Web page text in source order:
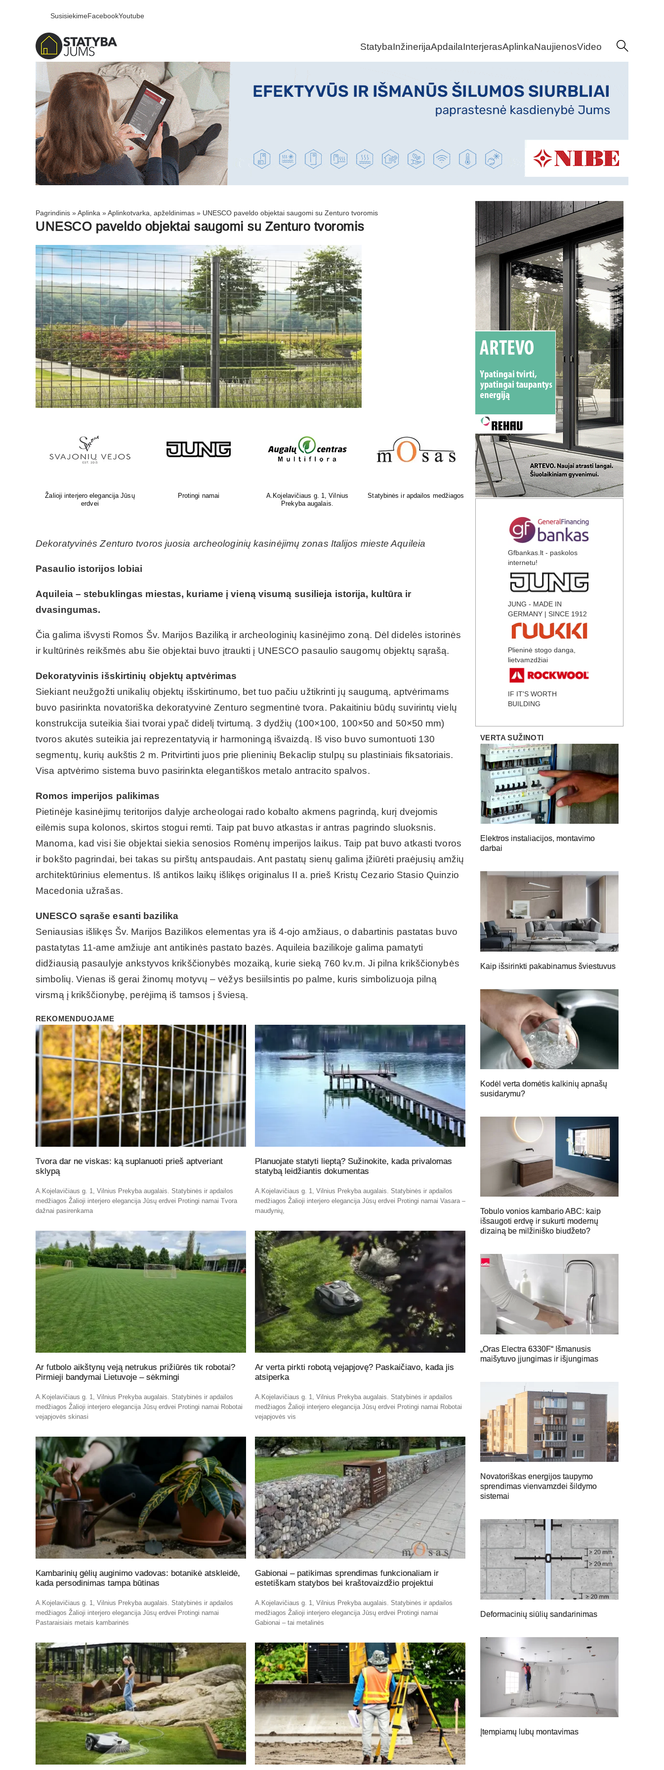
SusisiekimeFacebookYoutube
StatybaInžinerijaApdailaInterjerasAplinkaNaujienosVideo
Pagrindinis »Aplinka »Aplinkotvarka, apželdinimas » UNESCO paveldo objektai saugomi su Zenturo tvoromis
UNESCO paveldo objektai saugomi su Zenturo tvoromis
A.Kojelavičiaus g. 1, Vilnius
Prekyba augalais.
Statybinės ir apdailos medžiagos
Žalioji interjero elegancija Jūsų
erdvei
Protingi namai
Dekoratyvinės Zenturo tvoros juosia archeologinių kasinėjimų zonas Italijos mieste Aquileia
Pasaulio istorijos lobiai
Aquileia – stebuklingas miestas, kuriame į vieną visumą susilieja istorija, kultūra ir
dvasingumas.
Čia galima išvysti Romos Šv. Marijos Baziliką ir archeologinių kasinėjimo zoną. Dėl didelės istorinės
ir kultūrinės reikšmės abu šie objektai buvo įtraukti į UNESCO pasaulio saugomų objektų sąrašą.
Dekoratyvinis išskirtinių objektų aptvėrimas
Siekiant neužgožti unikalių objektų išskirtinumo, bet tuo pačiu užtikrinti jų saugumą, aptvėrimams
buvo pasirinkta novatoriška dekoratyvinė Zenturo segmentinė tvora. Pakaitiniu būdų suvirintų vielų
konstrukcija suteikia šiai tvorai ypač didelį tvirtumą. 3 dydžių (100×100, 100×50 and 50×50 mm)
tvoros akutės suteikia jai reprezentatyvią ir harmoningą išvaizdą. Iš viso buvo sumontuoti 130
segmentų, kurių aukštis 2 m. Pritvirtinti juos prie plieninių Bekaclip stulpų su plastiniais fiksatoriais.
Visa aptvėrimo sistema buvo pasirinkta elegantiškos metalo antracito spalvos.
Romos imperijos palikimas
Pietinėje kasinėjimų teritorijos dalyje archeologai rado kobalto akmens pagrindą, kurį dvejomis
eilėmis supa kolonos, skirtos stogui remti. Taip pat buvo atkastas ir antras pagrindo sluoksnis.
Manoma, kad visi šie objektai siekia senosios Romėnų imperijos laikus. Taip pat buvo atkasti tvoros
ir bokšto pagrindai, bei takas su pirštų antspaudais. Ant pastatų sienų galima įžiūrėti praėjusių amžių
architektūrinius elementus. Iš antikos laikų išlikęs originalus II a. prieš Kristų Cezario Stasio Quinzio
Macedonia užrašas.
UNESCO sąraše esanti bazilika
Seniausias išlikęs Šv. Marijos Bazilikos elementas yra iš 4-ojo amžiaus, o dabartinis pastatas buvo
pastatytas 11-ame amžiuje ant antikinės pastato bazės. Aquileia bazilikoje galima pamatyti
didžiausią pasaulyje ankstyvos krikščionybės mozaiką, kurie sieką 760 kv.m. Ji pilna krikščionybės
simbolių. Vienas iš gerai žinomų motyvų – vėžys besiilsintis po palme, kuris simbolizuoja pilną
virsmą į krikščionybę, perėjimą iš tamsos į šviesą.
REKOMENDUOJAME
Tvora dar ne viskas: ką suplanuoti prieš aptveriant
sklypą
A.Kojelavičiaus g. 1, Vilnius Prekyba augalais. Statybinės ir apdailos
medžiagos Žalioji interjero elegancija Jūsų erdvei Protingi namai Tvora
dažnai pasirenkama
Planuojate statyti lieptą? Sužinokite, kada privalomas
statybą leidžiantis dokumentas
A.Kojelavičiaus g. 1, Vilnius Prekyba augalais. Statybinės ir apdailos
medžiagos Žalioji interjero elegancija Jūsų erdvei Protingi namai Vasara –
maudynių,
Ar futbolo aikštynų veją netrukus prižiūrės tik robotai?
Pirmieji bandymai Lietuvoje – sėkmingi
A.Kojelavičiaus g. 1, Vilnius Prekyba augalais. Statybinės ir apdailos
medžiagos Žalioji interjero elegancija Jūsų erdvei Protingi namai Robotai
vejapjovės skinasi
Ar verta pirkti robotą vejapjovę? Paskaičiavo, kada jis
atsiperka
A.Kojelavičiaus g. 1, Vilnius Prekyba augalais. Statybinės ir apdailos
medžiagos Žalioji interjero elegancija Jūsų erdvei Protingi namai Robotai
vejapjovės vis
Kambarinių gėlių auginimo vadovas: botanikė atskleidė,
kada persodinimas tampa būtinas
A.Kojelavičiaus g. 1, Vilnius Prekyba augalais. Statybinės ir apdailos
medžiagos Žalioji interjero elegancija Jūsų erdvei Protingi namai
Pastaraisiais metais kambarinės
Gabionai – patikimas sprendimas funkcionaliam ir
estetiškam statybos bei kraštovaizdžio projektui
A.Kojelavičiaus g. 1, Vilnius Prekyba augalais. Statybinės ir apdailos
medžiagos Žalioji interjero elegancija Jūsų erdvei Protingi namai
Gabionai – tai metalinės
Gfbankas.lt - paskolos
internetu!
JUNG - MADE IN
GERMANY | SINCE 1912
Plieninė stogo danga,
lietvamzdžiai
IF IT'S WORTH
BUILDING
VERTA SUŽINOTI
Elektros instaliacijos, montavimo
darbai
Kaip išsirinkti pakabinamus šviestuvus
Kodėl verta domėtis kalkinių apnašų
susidarymu?
Tobulo vonios kambario ABC: kaip
išsaugoti erdvę ir sukurti modernų
dizainą be milžiniško biudžeto?
„Oras Electra 6330F“ Išmanusis
maišytuvo įjungimas ir išjungimas
Novatoriškas energijos taupymo
sprendimas vienvamzdei šildymo
sistemai
Deformacinių siūlių sandarinimas
Įtempiamų lubų montavimas